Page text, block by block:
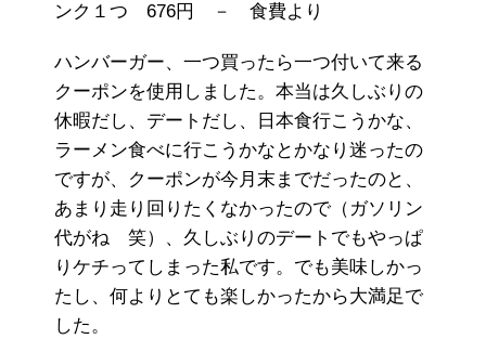
ンク１つ 676円 － 食費より
ハンバーガー、一つ買ったら一つ付いて来る
クーポンを使用しました。本当は久しぶりの
休暇だし、デートだし、日本食行こうかな、
ラーメン食べに行こうかなとかなり迷ったの
ですが、クーポンが今月末までだったのと、
あまり走り回りたくなかったので（ガソリン
代がね 笑）、久しぶりのデートでもやっぱ
りケチってしまった私です。でも美味しかっ
たし、何よりとても楽しかったから大満足で
した。